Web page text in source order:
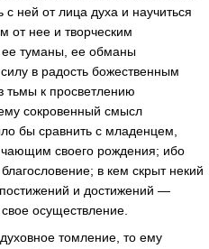
с ней от лица духа и научиться
от нее и творческим
ее туманы, ее обманы
в радость божественным
тьмы к просветлению
сокровенный смысл
бы сравнить с младенцем,
своего рождения; ибо
в кем скрыт некий
и достижений —
осуществление.
томление, то ему